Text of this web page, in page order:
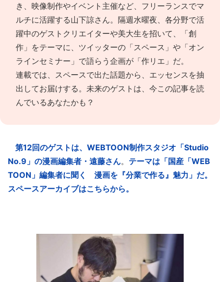
き、映像制作やイベント主催など、フリーランスでマ
ルチに活躍する山下諒さん。 隔週水曜夜、各分野で活
躍中のゲストクリエイターや美大生を招いて、「創
作」をテーマに、ツイッターの「スペース」や「オン
ラインセミナー」で語らう企画が「作リエ」だ。
連載では、スペースで出た話題から、エッセンスを抽
出してお届けする。未来のゲストは、今この記事を読
んでいるあなたかも？
第12回のゲストは、WEBTOON制作スタジオ「Studio
No.9」の漫画編集者・遠藤さん。 テーマは「国産「WEB
TOON」編集者に聞く 漫画を『分業で作る』魅力」だ。
スペースアーカイブはこちらから。